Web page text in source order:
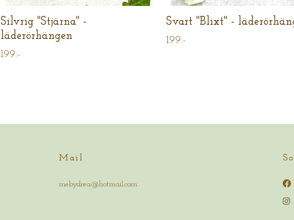
Silvrig "Stjärna" -
läderörhängen
199:-
Svart "Blixt" -
199:-
Mail
mebydrea@hotmail.com